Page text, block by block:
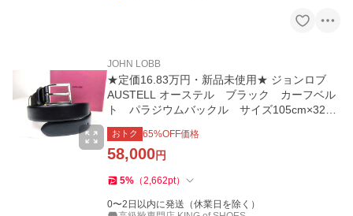
JOHN LOBB
★定価16.83万円・新品未使用★ ジョンロブ
AUSTELL オーステル ブラック カーフベル
ト パラジウムバックル サイズ105cm×32m
m ベルトBOX等付
おトク 65%OFF価格
58,000円
5% （2,662pt）
0〜2日以内に発送（休業日を除く）